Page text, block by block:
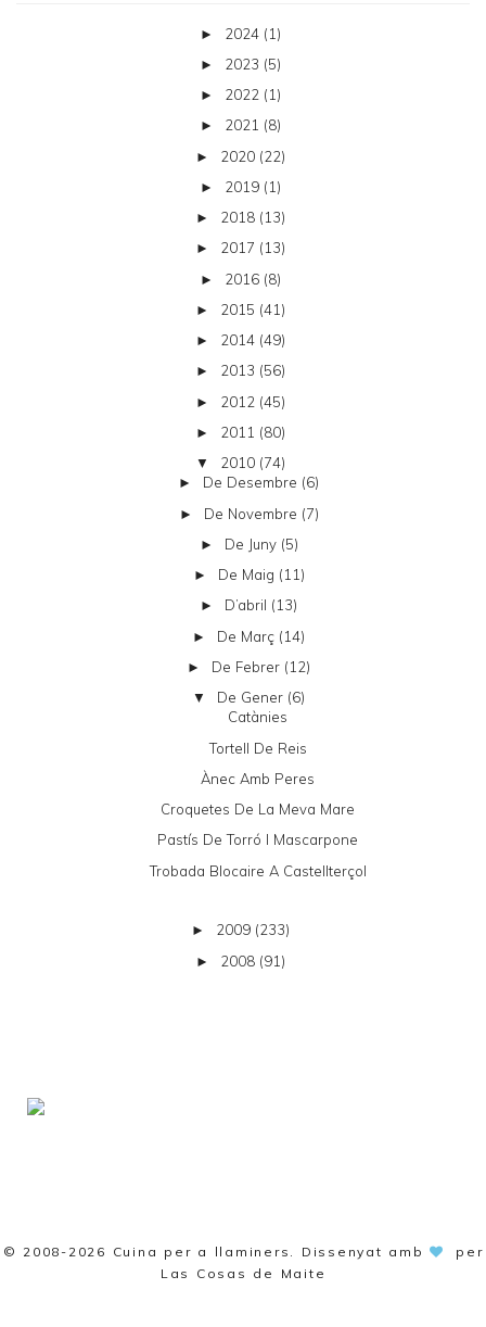
► 2024 (1)
► 2023 (5)
► 2022 (1)
► 2021 (8)
► 2020 (22)
► 2019 (1)
► 2018 (13)
► 2017 (13)
► 2016 (8)
► 2015 (41)
► 2014 (49)
► 2013 (56)
► 2012 (45)
► 2011 (80)
▼ 2010 (74)
► De Desembre (6)
► De Novembre (7)
► De Juny (5)
► De Maig (11)
► D’abril (13)
► De Març (14)
► De Febrer (12)
▼ De Gener (6)
Catànies
Tortell De Reis
Ànec Amb Peres
Croquetes De La Meva Mare
Pastís De Torró I Mascarpone
Trobada Blocaire A Castellterçol
► 2009 (233)
► 2008 (91)
© 2008-2026 Cuina per a llaminers . Dissenyat amb
per
Las Cosas de Maite